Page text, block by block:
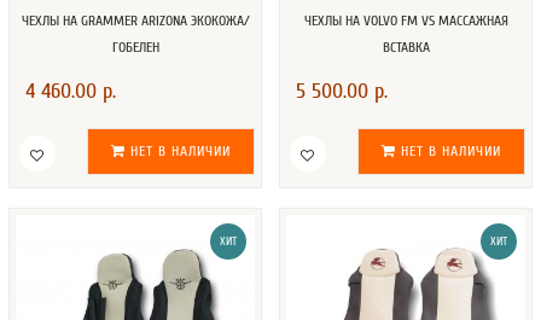
ЧЕХЛЫ НА GRAMMER ARIZONA ЭКОКОЖА/
ГОБЕЛЕН
4 460.00 р.
НЕТ В НАЛИЧИИ
ЧЕХЛЫ НА VOLVO FM VS МАССАЖНАЯ
ВСТАВКА
5 500.00 р.
НЕТ В НАЛИЧИИ
ХИТ ХИТ